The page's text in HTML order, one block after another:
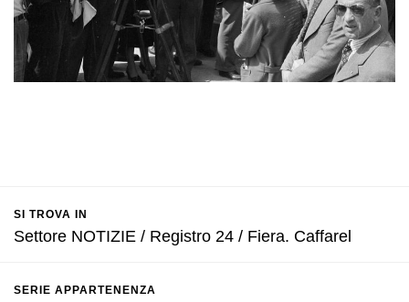
SI TROVA IN
Settore NOTIZIE / Registro 24 / Fiera. Caffarel
SERIE APPARTENENZA